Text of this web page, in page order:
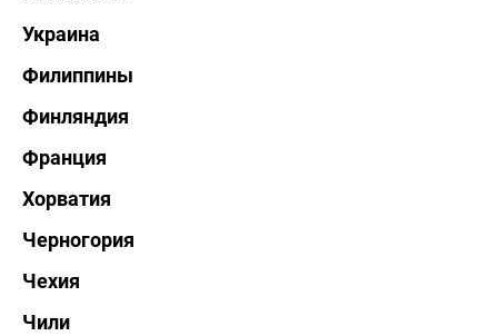
Украина
Филиппины
Финляндия
Франция
Хорватия
Черногория
Чехия
Чили